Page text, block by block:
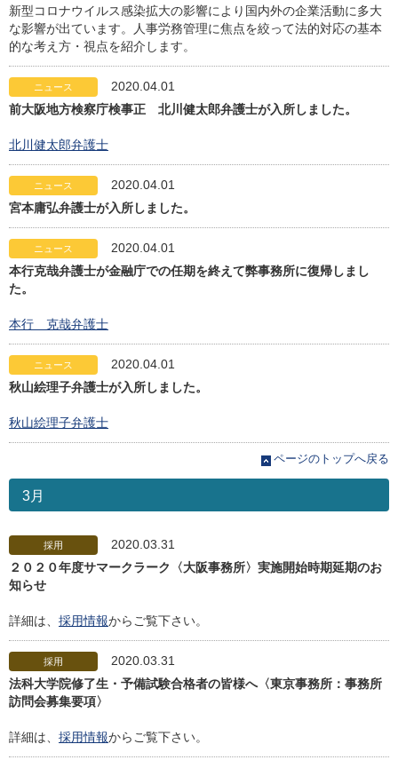
新型コロナウイルス感染拡大の影響により国内外の企業活動に多大
な影響が出ています。人事労務管理に焦点を絞って法的対応の基本
的な考え方・視点を紹介します。
ニュース
2020.04.01
前大阪地方検察庁検事正 北川健太郎弁護士が入所しました。
北川健太郎弁護士
ニュース
2020.04.01
宮本庸弘弁護士が入所しました。
ニュース
2020.04.01
本行克哉弁護士が金融庁での任期を終えて弊事務所に復帰しまし
た。
本行 克哉弁護士
ニュース
2020.04.01
秋山絵理子弁護士が入所しました。
秋山絵理子弁護士
ページのトップへ戻る
3月
採用
2020.03.31
２０２０年度サマークラーク〈大阪事務所〉実施開始時期延期のお
知らせ
詳細は、 採用情報からご覧下さい。
採用
2020.03.31
法科大学院修了生・予備試験合格者の皆様へ〈東京事務所：事務所
訪問会募集要項〉
詳細は、 採用情報からご覧下さい。